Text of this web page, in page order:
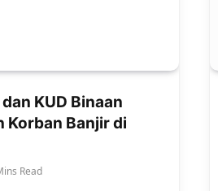
KUD Binaan
Korban Banjir di
Read